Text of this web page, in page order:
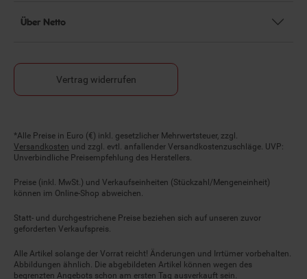
Über Netto
Vertrag widerrufen
Fußnoten
*Alle Preise in Euro (€) inkl. gesetzlicher Mehrwertsteuer, zzgl.
Versandkosten und zzgl. evtl. anfallender Versandkostenzuschläge. UVP:
Unverbindliche Preisempfehlung des Herstellers.
Preise (inkl. MwSt.) und Verkaufseinheiten (Stückzahl/Mengeneinheit)
können im Online-Shop abweichen.
Statt- und durchgestrichene Preise beziehen sich auf unseren zuvor
geforderten Verkaufspreis.
Alle Artikel solange der Vorrat reicht! Änderungen und Irrtümer vorbehalten.
Abbildungen ähnlich. Die abgebildeten Artikel können wegen des
begrenzten Angebots schon am ersten Tag ausverkauft sein.